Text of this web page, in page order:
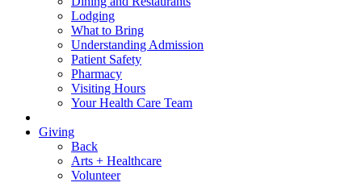
Lodging
What to Bring
Understanding Admission
Patient Safety
Pharmacy
Visiting Hours
Your Health Care Team
Giving
Back
Arts + Healthcare
Volunteer